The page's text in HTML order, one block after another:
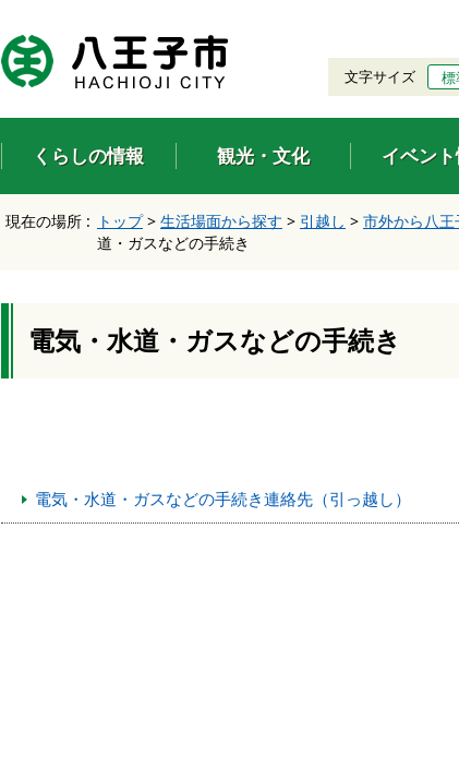
ン
タ
ー
キ
ナ
ビ
ョ
ス
文
文字サイズ 標
くらしの情報 観光・文化 イベン
現在の場所 : トップ> 生活場面から探す > 引越し > 市外から八
道・ガスなどの手続き
電気・水道・ガスなどの手続き
電気・水道・ガスなどの手続き連絡先（引っ越し）